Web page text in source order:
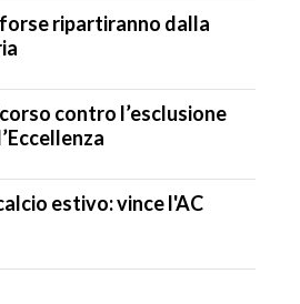
ripartiranno dalla
contro l’esclusione
estivo: vince l'AC